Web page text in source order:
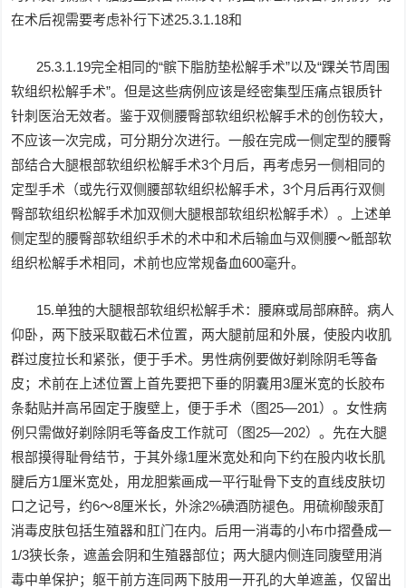
在术后视需要考虑补行下述25.3.1.18和
25.3.1.19完全相同的“髌下脂肪垫松解手术”以及“踝关节周围
软组织松解手术”。但是这些病例应该是经密集型压痛点银质针
针刺医治无效者。鉴于双侧腰臀部软组织松解手术的创伤较大，
不应该一次完成，可分期分次进行。一般在完成一侧定型的腰臀
部结合大腿根部软组织松解手术3个月后，再考虑另一侧相同的
定型手术（或先行双侧腰部软组织松解手术，3个月后再行双侧
臀部软组织松解手术加双侧大腿根部软组织松解手术）。上述单
侧定型的腰臀部软组织手术的术中和术后输血与双侧腰～骶部软
组织松解手术相同，术前也应常规备血600毫升。
15.单独的大腿根部软组织松解手术：腰麻或局部麻醉。病人
仰卧，两下肢采取截石术位置，两大腿前屈和外展，使股内收肌
群过度拉长和紧张，便于手术。男性病例要做好剃除阴毛等备
皮；术前在上述位置上首先要把下垂的阴囊用3厘米宽的长胶布
条黏贴并高吊固定于腹壁上，便于手术（图25—201）。女性病
例只需做好剃除阴毛等备皮工作就可（图25—202）。先在大腿
根部摸得耻骨结节，于其外缘1厘米宽处和向下约在股内收长肌
腱后方1厘米宽处，用龙胆紫画成一平行耻骨下支的直线皮肤切
口之记号，约6～8厘米长，外涂2%碘酒防褪色。用硫柳酸汞酊
消毒皮肤包括生殖器和肛门在内。后用一消毒的小布巾摺叠成一
1/3狭长条，遮盖会阴和生殖器部位；两大腿内侧连同腹壁用消
毒中单保护；躯干前方连同两下肢用一开孔的大单遮盖，仅留出